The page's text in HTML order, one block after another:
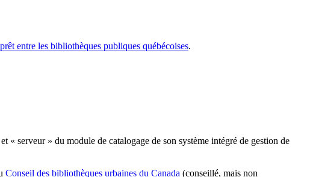
entre les bibliothèques publiques québécoises.
serveur » du module de catalogage de son système intégré de gestion de
Conseil des bibliothèques urbaines du Canada (conseillé, mais non